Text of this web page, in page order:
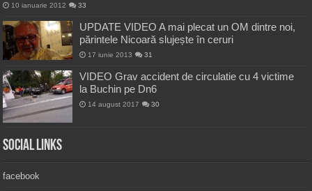
10 ianuarie 2012 33
UPDATE VIDEO A mai plecat un OM dintre noi,
părintele Nicoară slujește în ceruri
17 iunie 2013 31
VIDEO Grav accident de circulatie cu 4 victime
la Buchin pe Dn6
14 august 2017 30
Social Links
facebook